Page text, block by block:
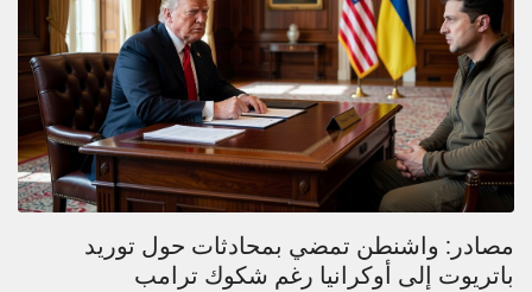
مصادر: واشنطن تمضي بمحادثات حول توريد
باتريوت إلى أوكرانيا رغم شكوك ترامب